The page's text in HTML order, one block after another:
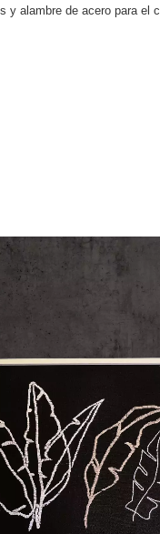
y alambre de acero para el